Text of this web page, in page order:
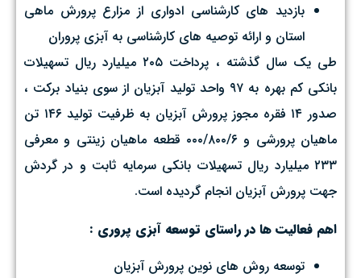
بازديد هاي كارشناسي ادواري از مزارع پرورش ماهي
استان و ارائه توصيه هاي كارشناسي به آبزي پروران
طی یک سال گذشته ، پرداخت ۲۰۵ میلیارد ریال تسهیلات
بانکی کم بهره به ۹۷ واحد تولید آبزیان از سوی بنیاد برکت ،
صدور ۱۴ فقره مجوز پرورش آبزیان به ظرفیت تولید ۱۴۶ تن
ماهیان پرورشی و ۰۰۰/۸۰۰/۶ قطعه ماهیان زینتی و معرفی
۲۳۳ میلیارد ریال تسهیلات بانکی سرمایه ثابت و در گردش
جهت پرورش آبزیان انجام گردیده است.
اهم فعاليت ها در راستای توسعه آبزی پروری :
توسعه روش های نوین پرورش آبزیان